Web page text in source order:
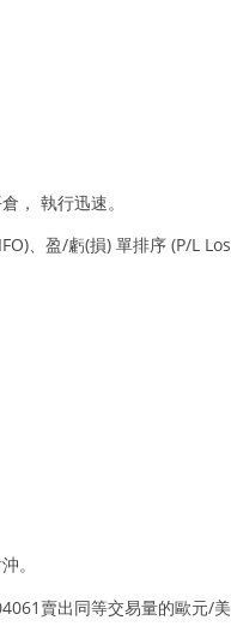
， 執行迅速。
、盈/虧(損) 單排序 (P/L
。
賣出同等交易量的歐元/